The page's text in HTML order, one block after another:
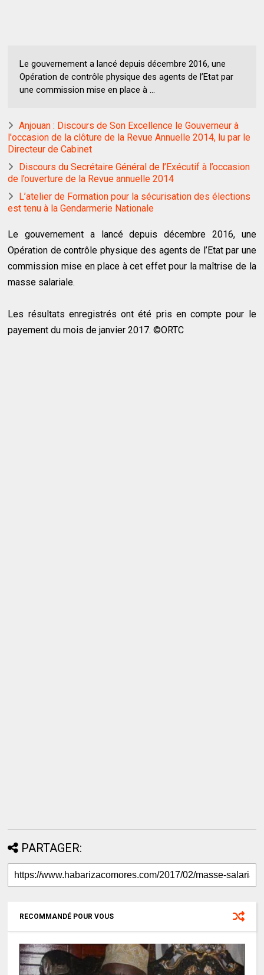
Le gouvernement a lancé depuis décembre 2016, une
Opération de contrôle physique des agents de l’Etat par
une commission mise en place à ...
Anjouan : Discours de Son Excellence le Gouverneur à
l'occasion de la clôture de la Revue Annuelle 2014, lu par le
Directeur de Cabinet
Discours du Secrétaire Général de l’Exécutif à l’occasion
de l’ouverture de la Revue annuelle 2014
L’atelier de Formation pour la sécurisation des élections
est tenu à la Gendarmerie Nationale
Le gouvernement a lancé depuis décembre 2016, une
Opération de contrôle physique des agents de l’Etat par une
commission mise en place à cet effet pour la maîtrise de la
masse salariale.
Les résultats enregistrés ont été pris en compte pour le
payement du mois de janvier 2017. ©ORTC
PARTAGER:
RECOMMANDÉ POUR VOUS